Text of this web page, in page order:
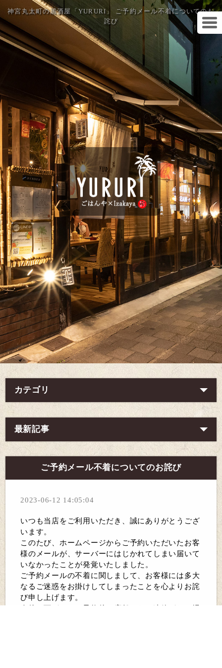
神宮丸太町の居酒屋「YURURI」 ご予約メール不着についてのお
詫び
カテゴリ
最新記事
ご予約メール不着についてのお詫び
2023-06-12 14:05:04
いつも当店をご利用いただき、誠にありがとうござ
います。
このたび、ホームページからご予約いただいたお客
様のメールが、サーバーにはじかれてしまい届いて
いなかったことが発覚いたしました。
ご予約メールの不着に関しまして、お客様には多大
なるご迷惑をお掛けしてしまったことを心よりお詫
び申し上げます。